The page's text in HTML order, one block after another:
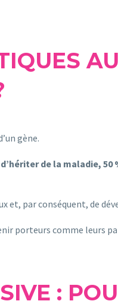
gène.
d’hériter de la maladie,
et, par conséquent, de
porteurs comme leurs
: